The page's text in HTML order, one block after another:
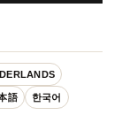
語 한국어